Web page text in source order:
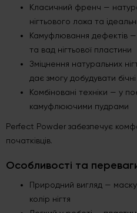
Класичний френч —
нігтьового ложа та
Камуфлювання дефектів
та вад нігтьової пластини
Зміцнення натуральних
дає змогу добудувати бічні
Комбіновані техніки — у
камуфлюючими пудрами
Perfect Powder забезпечує
початківців.
Особливості та
Природний вигляд —
колір нігтя